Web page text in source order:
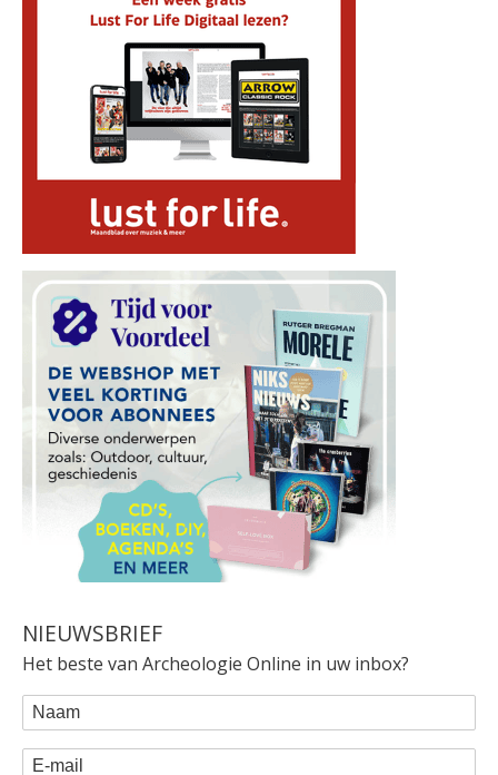
NIEUWSBRIEF
Het beste van Archeologie Online in uw inbox?
WEBFORM
Naam
E-mail